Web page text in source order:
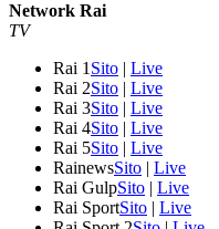
Network Rai
TV
Rai 1 Sito | Live
Rai 2Sito | Live
Rai 3Sito | Live
Rai 4Sito | Live
Rai 5Sito | Live
RainewsSito | Live
Rai GulpSito | Live
Rai SportSito | Live